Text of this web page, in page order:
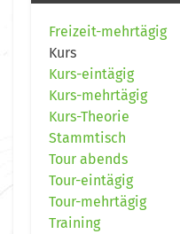
Freizeit-mehrtägig
Kurs
Kurs-eintägig
Kurs-mehrtägig
Kurs-Theorie
Stammtisch
Tour abends
Tour-eintägig
Tour-mehrtägig
Training